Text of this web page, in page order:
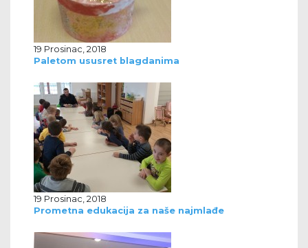
19 Prosinac, 2018
Paletom ususret blagdanima
19 Prosinac, 2018
Prometna edukacija za naše najmlađe